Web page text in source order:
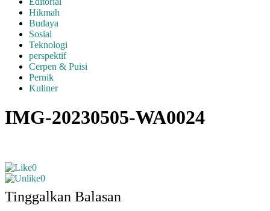
Hikmah
Budaya
Sosial
Teknologi
perspektif
Cerpen & Puisi
Pernik
Kuliner
IMG-20230505-WA0024
0
0
Tinggalkan Balasan